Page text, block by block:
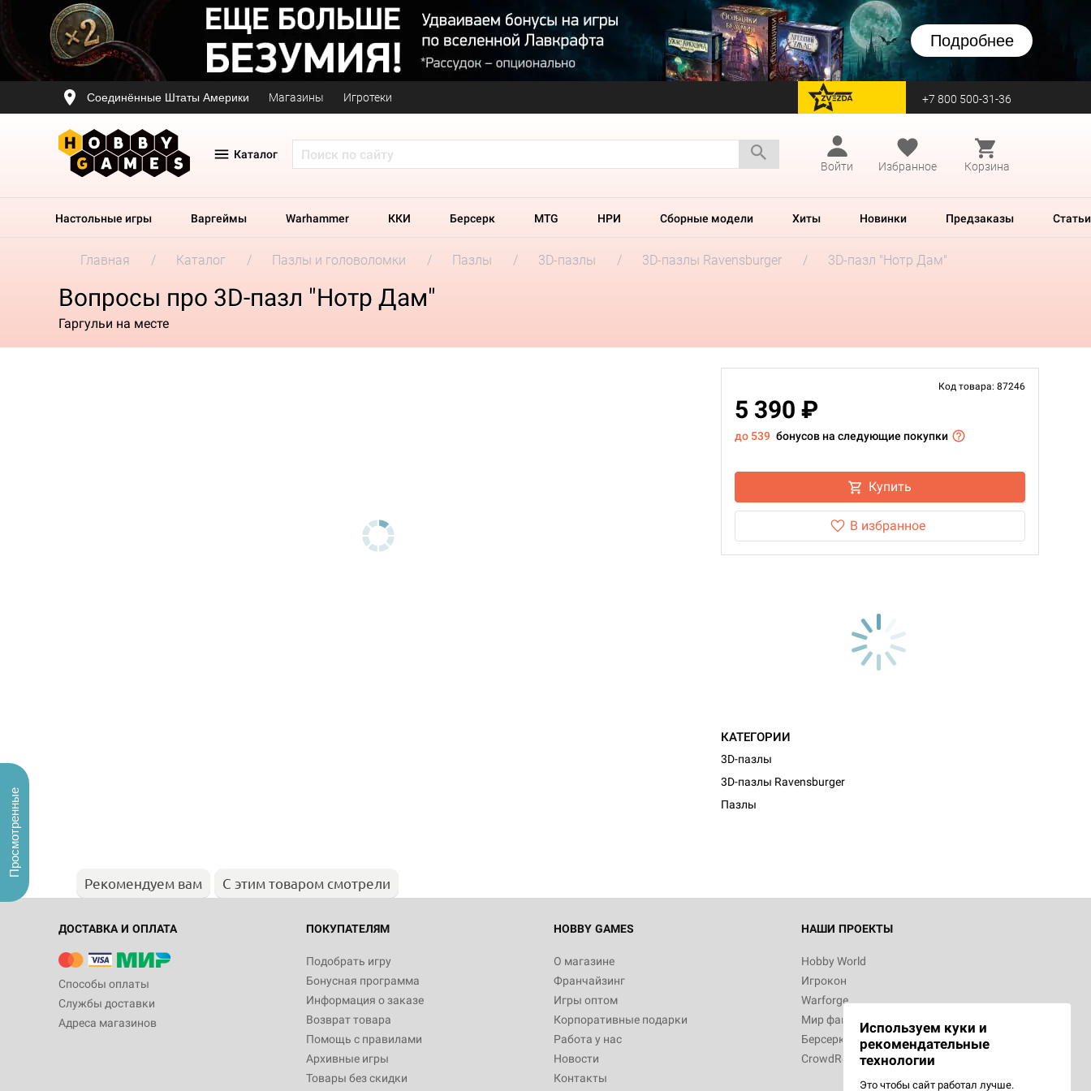
Подробнее
Соединённые Штаты Америки Магазины Игротеки перейти на Zvezda +7 800 500-31-36
Каталог
Войти
Избранное Корзина
Настольные игры Варгеймы Warhammer ККИ Берсерк MTG НРИ Сборные модели Хиты Новинки Предзаказы Статьи
Главная Каталог Пазлы и головоломки Пазлы 3D-пазлы 3D-пазлы Ravensburger 3D-пазл "Нотр Дам"
Вопросы про 3D-пазл "Нотр Дам"
Гаргульи на месте
Код товара: 87246
5 390 ₽
до 539 бонусов на следующие покупки
Купить
В избранное
КАТЕГОРИИ
3D-пазлы
3D-пазлы Ravensburger
Пазлы
Рекомендуем вам С этим товаром смотрели
ДОСТАВКА И ОПЛАТА
Способы оплаты
Службы доставки
Адреса магазинов
ПОКУПАТЕЛЯМ
Подобрать игру
Бонусная программа
Информация о заказе
Возврат товара
Помощь с правилами
Архивные игры
Товары без скидки
HOBBY GAMES
О магазине
Франчайзинг
Игры оптом
Корпоративные подарки
Работа у нас
Новости
Контакты
НАШИ ПРОЕКТЫ
Hobby World
Игрокон
Warforge
Мир фантастики
Берсерк
CrowdRepublic
Используем куки и
рекомендательные
технологии
Это чтобы сайт работал лучше.
Просмотренные
Настольная игра Hobby World Монстры
Белая смерть
12 990
Настольная игра Hobby World Ужас
3 490